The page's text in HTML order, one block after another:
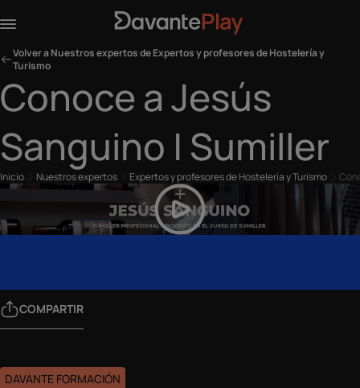
Volver a Nuestros expertos de Expertos y profesores de Hostelería y
Turismo
Conoce a Jesús
Sanguino | Sumiller
Inicio Nuestros expertos Expertos y profesores de Hostelería y Turismo
COMPARTIR
DAVANTE FORMACIÓN